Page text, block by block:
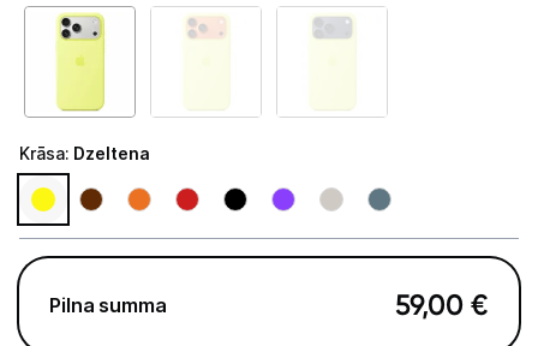
Aizsargstikli
Akumulatori (Power bank)
Krāsa: Dzeltena
Pilna summa 59,00 €